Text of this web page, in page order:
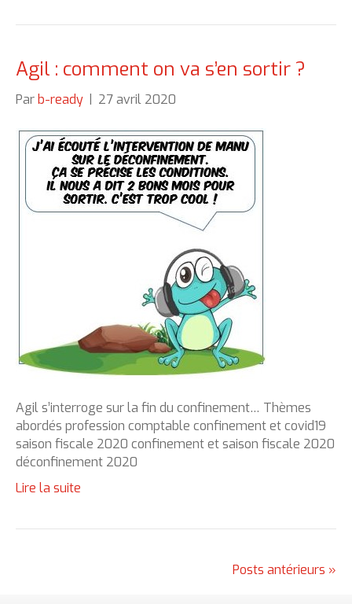
Agil : comment on va s’en sortir ?
Par b-ready 27 avril 2020
Agil s’interroge sur la fin du confinement… Thèmes
abordés profession comptable confinement et covid19
saison fiscale 2020 confinement et saison fiscale 2020
déconfinement 2020
Lire la suite
Posts antérieurs »